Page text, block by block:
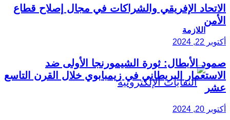
اللازمة
الاتحاد الإفريقي والشراكات في مجال إصلاح قطاع
الأمن
أكتوبر 22, 2024
صمود الأبطال: ثورة الشيمورنجا الأولى ضد
الاستعمار البريطاني في زيمبابوي خلال القرن التاسع
عشر
أكتوبر 20, 2024